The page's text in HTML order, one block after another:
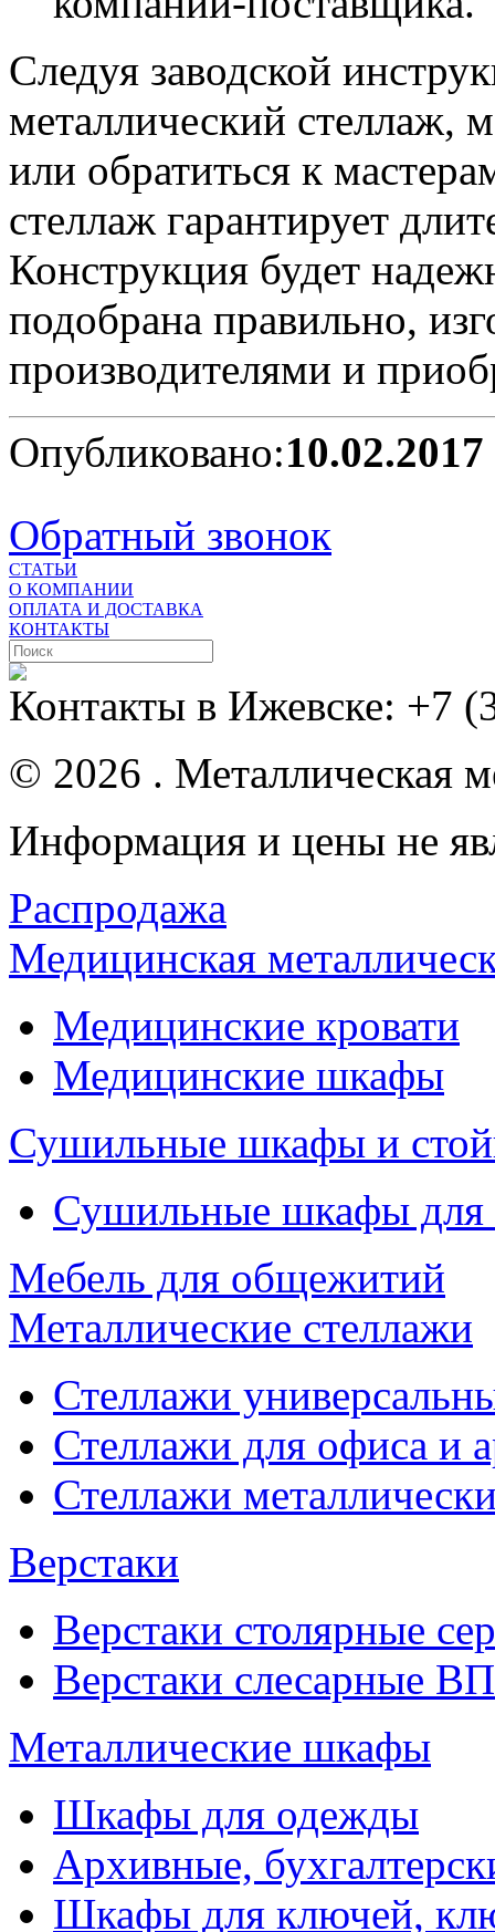
Следуя заводской
металлический стеллаж,
или обратиться к
стеллаж гарантирует
Конструкция будет
подобрана правильно,
производителями и
Опубликовано:
Обратный звонок
СТАТЬИ
О КОМПАНИИ
ОПЛАТА И ДОСТАВКА
КОНТАКТЫ
Контакты в Ижевске: +7
© 2026 . Металлическая
Информация и цены не
Распродажа
Медицинская
Медицинские кровати
Медицинские шкафы
Сушильные шкафы и
Сушильные шкафы
Мебель для общежитий
Металлические стеллажи
Стеллажи
Стеллажи для офиса и
Стеллажи
Верстаки
Верстаки столярные
Верстаки слесарные ВП
Металлические шкафы
Шкафы для одежды
Архивные,
Шкафы для ключей,